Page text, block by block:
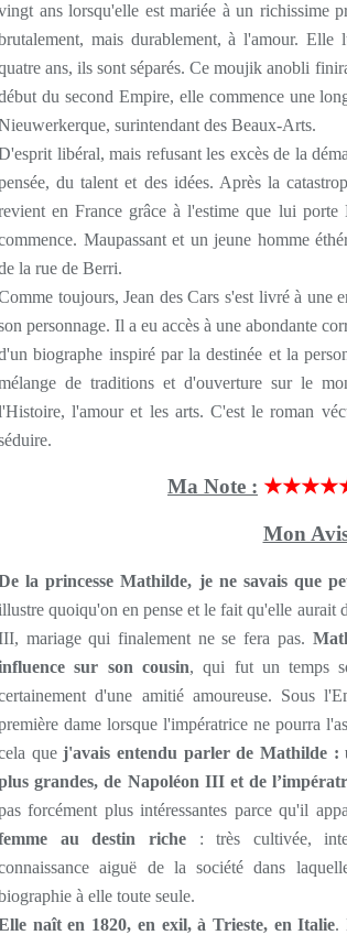
ans lorsqu'elle est mariée à un richissime
mais durablement, à l'amour.
ans, ils sont séparés. Ce moujik anobli
du second Empire, elle commence une
surintendant des Beaux-Arts.
libéral, mais refusant les excès de la
du talent et des idées. Après la
en France grâce à l'estime que lui
Maupassant et un jeune homme
la rue de Berri.
toujours, Jean des Cars s'est livré à une
personnage. Il a eu accès à une abondante
biographe inspiré par la destinée et la
de traditions et d'ouverture sur le
l'amour et les arts. C'est le roman
Ma Note :
Mon
la princesse Mathilde, je ne savais que
quoiqu'on en pense et le fait qu'elle aurait
mariage qui finalement ne se fera pas.
sur son cousin, qui fut un temps
d'une amitié amoureuse. Sous
dame lorsque l'impératrice ne pourra
quej'avais entendu parler de Mathilde :
grandes, de Napoléon III et de
forcément plus intéressantes parce qu'il
au destin riche: très cultivée,
aiguë de la société dans
à elle toute seule.
naît en 1820, en exil, à Trieste, en Italie.